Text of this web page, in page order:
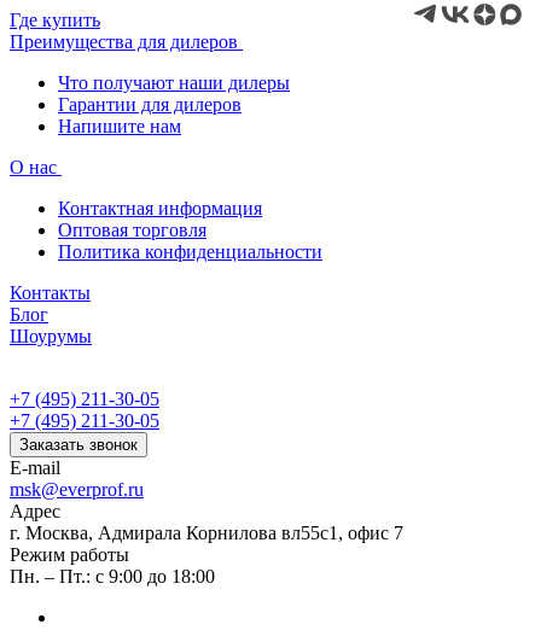
Где купить
Преимущества для дилеров
Что получают наши дилеры
Гарантии для дилеров
Напишите нам
О нас
Контактная информация
Оптовая торговля
Политика конфиденциальности
Контакты
Блог
Шоурумы
+7 (495) 211-30-05
+7 (495) 211-30-05
Заказать звонок
E-mail
msk@everprof.ru
Адрес
г. Москва, Адмирала Корнилова вл55с1, офис 7
Режим работы
Пн. – Пт.: с 9:00 до 18:00